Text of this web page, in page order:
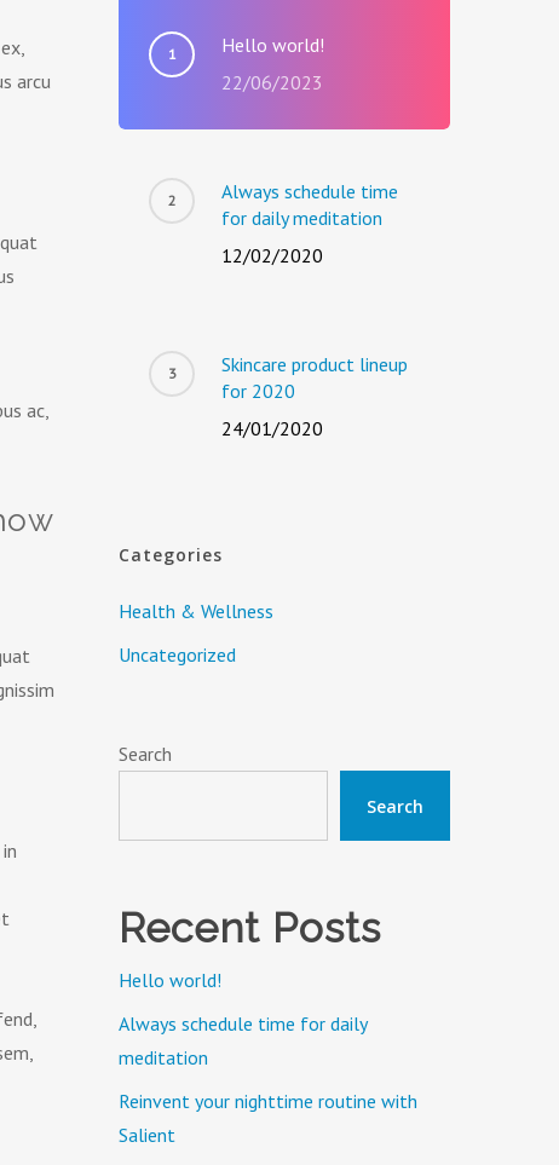
arcu
ac,
Hello world!
22/06/2023
Always schedule time
for daily meditation
12/02/2020
Skincare product lineup
for 2020
24/01/2020
Categories
Health & Wellness
Uncategorized
Search
Search
Recent Posts
Hello world!
Always schedule time for daily
meditation
Reinvent your nighttime routine with
Salient